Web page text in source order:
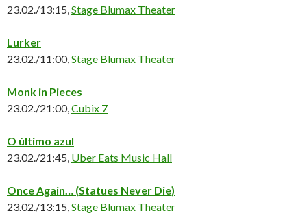
23.02./13:15,Stage Blumax Theater
Lurker
23.02./11:00,Stage Blumax Theater
Monk in Pieces
23.02./21:00,Cubix 7
O último azul
23.02./21:45, Uber Eats Music Hall
Once Again… (Statues Never Die)
23.02./13:15,Stage Blumax Theater